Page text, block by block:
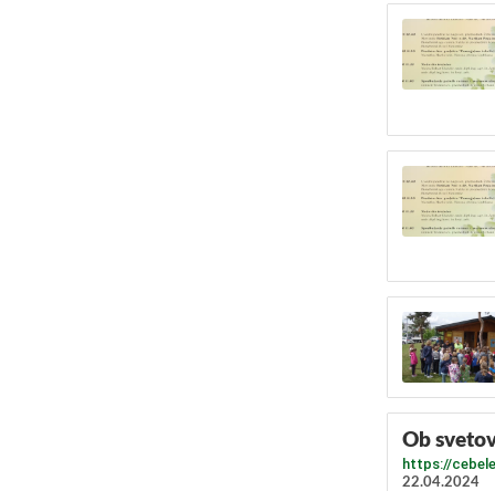
Ob
https://
22.04.2024